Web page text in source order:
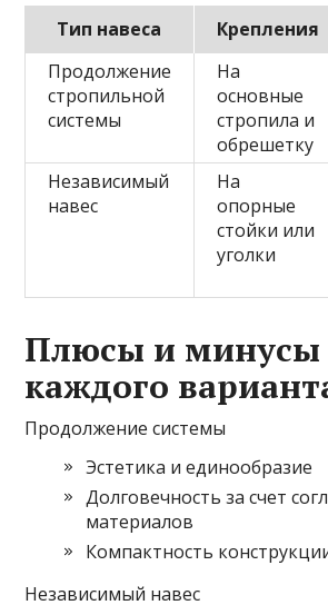
Тип навеса Крепления
Продолжение
стропильной
системы
На
основные
стропила и
обрешетку
Независимый
навес
На
опорные
стойки или
уголки
Плюсы и минусы
каждого
Продолжение системы
Эстетика и единообразие
Долговечность за счет
материалов
Компактность
Независимый навес